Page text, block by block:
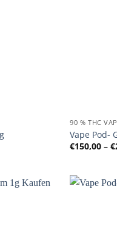
90 % THC
Vape Pod-
€150,00 –€